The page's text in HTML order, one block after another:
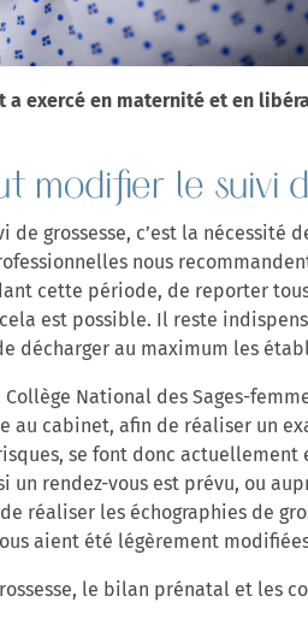
exercé en maternité et en
modifier le suivi
de grossesse, c’est la
nous
cette période, de reporter
est possible. Il reste
au maximum les
National des Sages-
au cabinet, afin de réaliser un
se font donc
rendez-vous est prévu, ou
réaliser les échographies de
aient été légèrement
le bilan prénatal et les